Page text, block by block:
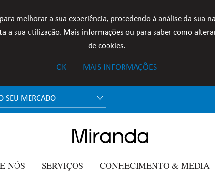
melhorar a sua experiência, procedendo à análise da sua
a sua utilização. Mais informações ou para saber como
de cookies.
OK MAIS INFORMAÇÕES
SEU MERCADO
NÓS SERVIÇOS CONHECIMENTO & MEDIA